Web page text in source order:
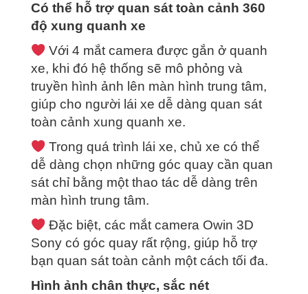
Có thể hỗ trợ quan sát toàn cảnh 360
độ xung quanh xe
Với 4 mắt camera được gắn ở quanh
xe, khi đó hệ thống sẽ mô phỏng và
truyền hình ảnh lên màn hình trung tâm,
giúp cho người lái xe dễ dàng quan sát
toàn cảnh xung quanh xe.
Trong quá trình lái xe, chủ xe có thể
dễ dàng chọn những góc quay cần quan
sát chỉ bằng một thao tác dễ dàng trên
màn hình trung tâm.
Đặc biệt, các mắt camera Owin 3D
Sony có góc quay rất rộng, giúp hỗ trợ
bạn quan sát toàn cảnh một cách tối đa.
Hình ảnh chân thực, sắc nét